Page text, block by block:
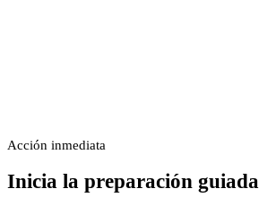
Acción inmediata
Inicia la preparación guiada